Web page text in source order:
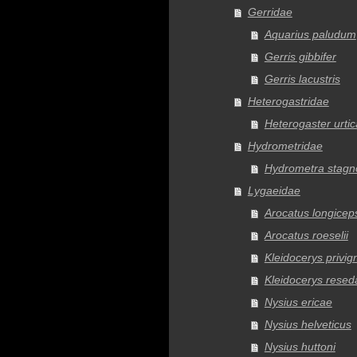
Gerridae
Aquarius paludum
Gerris gibbifer
Gerris lacustris
Heterogastridae
Heterogaster
Hydrometridae
Hydrometra
Lygaeidae
Arocatus
Arocatus roeselii
Kleidocerys
Kleidocerys
Nysius ericae
Nysius helveticus
Nysius huttoni